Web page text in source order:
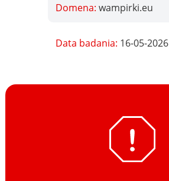
Domena:wampirki.eu
Data badania: 16-05-2026